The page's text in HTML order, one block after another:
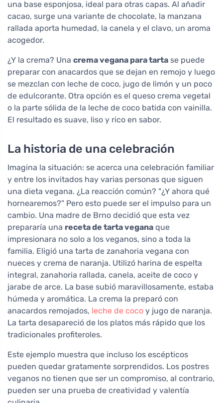
una base esponjosa, ideal para otras capas. Al añadir
cacao, surge una variante de chocolate, la manzana
rallada aporta humedad, la canela y el clavo, un aroma
acogedor.
¿Y la crema? Una crema vegana para tarta se puede
preparar con anacardos que se dejan en remojo y luego
se mezclan con leche de coco, jugo de limón y un poco
de edulcorante. Otra opción es el queso crema vegetal
o la parte sólida de la leche de coco batida con vainilla.
El resultado es suave, liso y rico en sabor.
La historia de una celebración
Imagina la situación: se acerca una celebración familiar
y entre los invitados hay varias personas que siguen
una dieta vegana. ¿La reacción común? "¿Y ahora qué
hornearemos?" Pero esto puede ser el impulso para un
cambio. Una madre de Brno decidió que esta vez
prepararía una receta de tarta vegana que
impresionara no solo a los veganos, sino a toda la
familia. Eligió una tarta de zanahoria vegana con
nueces y crema de naranja. Utilizó harina de espelta
integral, zanahoria rallada, canela, aceite de coco y
jarabe de arce. La base subió maravillosamente, estaba
húmeda y aromática. La crema la preparó con
anacardos remojados, leche de coco y jugo de naranja.
La tarta desapareció de los platos más rápido que los
tradicionales profiteroles.
Este ejemplo muestra que incluso los escépticos
pueden quedar gratamente sorprendidos. Los postres
veganos no tienen que ser un compromiso, al contrario,
pueden ser una prueba de creatividad y valentía